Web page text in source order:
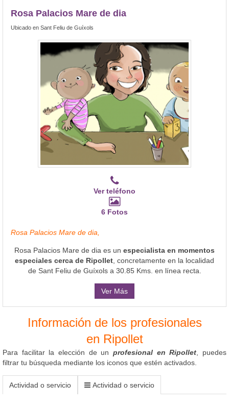
Rosa Palacios Mare de dia
Ubicado en Sant Feliu de Guíxols
Ver teléfono
6 Fotos
Rosa Palacios Mare de dia,
Rosa Palacios Mare de dia es un especialista en momentos
especiales cerca de Ripollet , concretamente en la localidad
de Sant Feliu de Guíxols a 30.85 Kms. en línea recta.
Ver Más
Información de los profesionales
en Ripollet
Para facilitar la elección de un profesional en Ripollet , puedes
filtrar tu búsqueda mediante los iconos que estén activados.
Actividad o servicio Actividad o servicio